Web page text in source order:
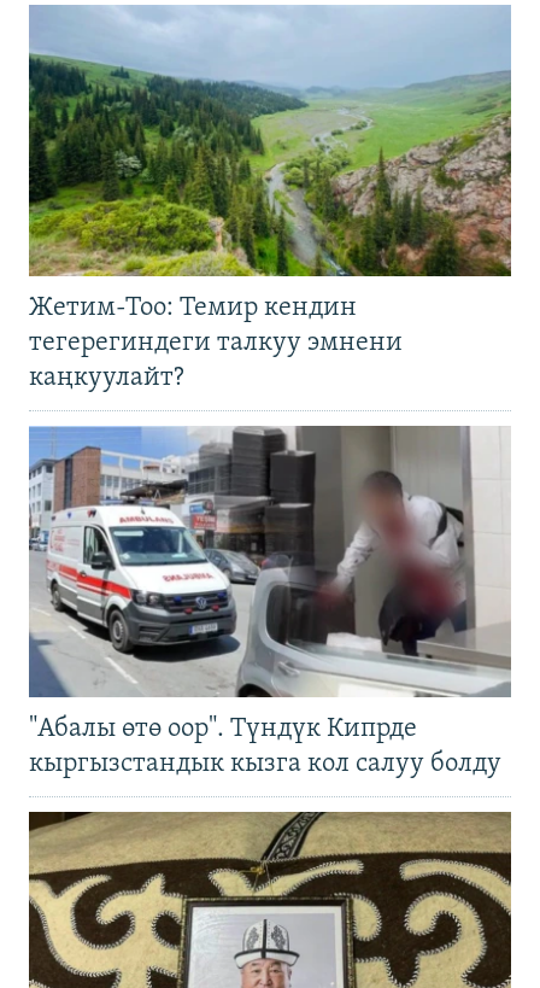
Жетим-Тоо: Темир кендин
тегерегиндеги талкуу эмнени
каңкуулайт?
"Абалы өтө оор". Түндүк Кипрде
кыргызстандык кызга кол салуу болду